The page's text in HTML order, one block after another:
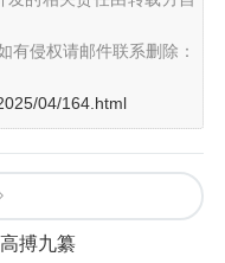
有侵权请邮件联系删除：
04/164.html
搏九纂